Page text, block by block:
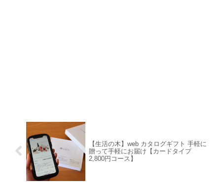
【生活の木】web カタログギフト 手軽に
贈って手軽にお届け【カードタイプ
2,800円コース】